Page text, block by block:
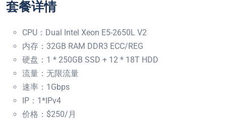
套餐详情
CPU：Dual Intel Xeon E5-2650L V2
内存：32GB RAM DDR3 ECC/REG
硬盘：1 * 250GB SSD + 12 * 18T HDD
流量：无限流量
速率：1Gbps
IP：1*IPv4
价格：$250/月